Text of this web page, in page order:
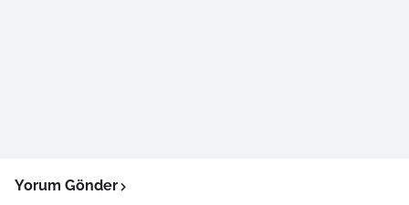
Yorum Gönder